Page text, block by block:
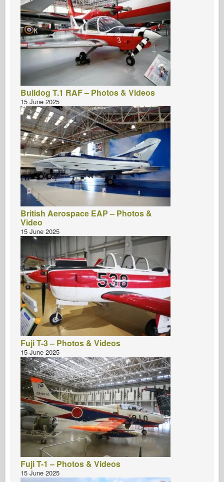
Bulldog T.1 RAF – Photos & Videos
15 June 2025
British Aerospace EAP – Photos &
Video
15 June 2025
Fuji T-3 – Photos & Videos
15 June 2025
Fuji T-1 – Photos & Videos
15 June 2025